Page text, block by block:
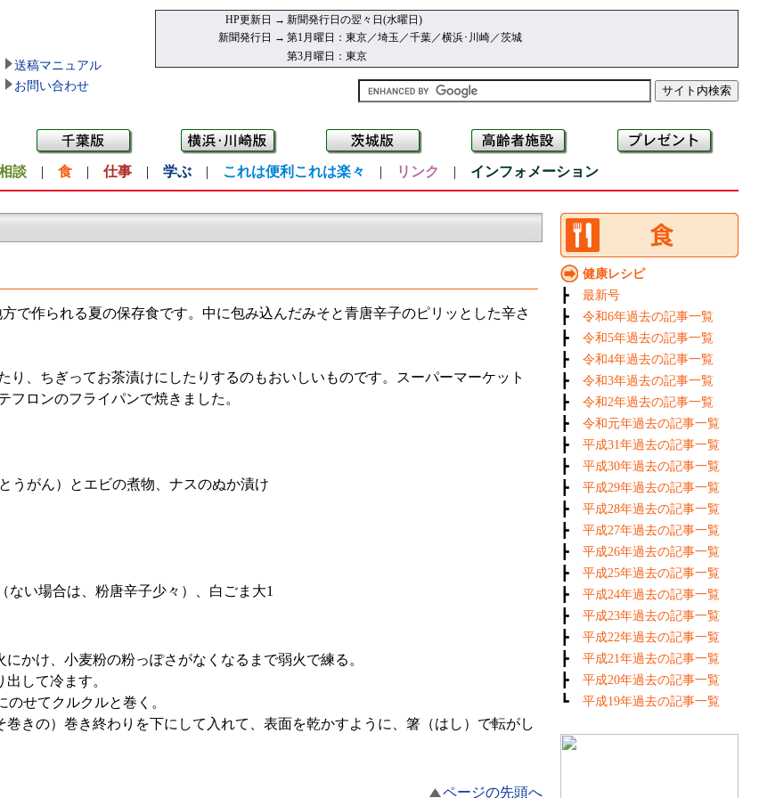
送稿マニュアル
お問い合わせ
HP更新日 → 新聞発行日の翌々日(水曜日)
新聞発行日 → 第1月曜日：東京／埼玉／千葉／横浜･川崎／茨城
第3月曜日：東京
談 | 食 | 仕事 | 学ぶ | これは便利これは楽々 | リンク | インフォメーション
で作られる夏の保存食です。中に包み込んだみそと青唐辛子のピリッとした辛さ
、ちぎってお茶漬けにしたりするのもおいしいものです。スーパーマーケット
ロンのフライパンで焼きました。
がん）とエビの煮物、ナスのぬか漬け
ない場合は、粉唐辛子少々）、白ごま大1
かけ、小麦粉の粉っぽさがなくなるまで弱火で練る。
して冷ます。
せてクルクルと巻く。
きの）巻き終わりを下にして入れて、表面を乾かすように、箸（はし）で転がし
ページの先頭へ
健康レシピ
┣ 最新号
┣ 令和6年過去の記事一覧
┣ 令和5年過去の記事一覧
┣ 令和4年過去の記事一覧
┣ 令和3年過去の記事一覧
┣ 令和2年過去の記事一覧
┣ 令和元年過去の記事一覧
┣ 平成31年過去の記事一覧
┣ 平成30年過去の記事一覧
┣ 平成29年過去の記事一覧
┣ 平成28年過去の記事一覧
┣ 平成27年過去の記事一覧
┣ 平成26年過去の記事一覧
┣ 平成25年過去の記事一覧
┣ 平成24年過去の記事一覧
┣ 平成23年過去の記事一覧
┣ 平成22年過去の記事一覧
┣ 平成21年過去の記事一覧
┣ 平成20年過去の記事一覧
┗ 平成19年過去の記事一覧